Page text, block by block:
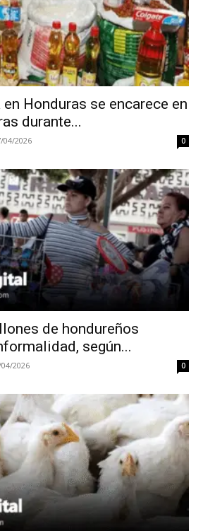
Honduras se encarece en
durante...
04/2026 0
de hondureños
según...
2026 0